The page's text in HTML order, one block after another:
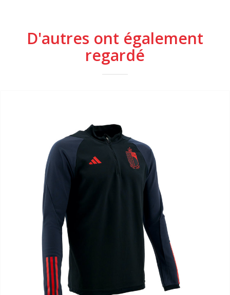
D'autres ont également
regardé